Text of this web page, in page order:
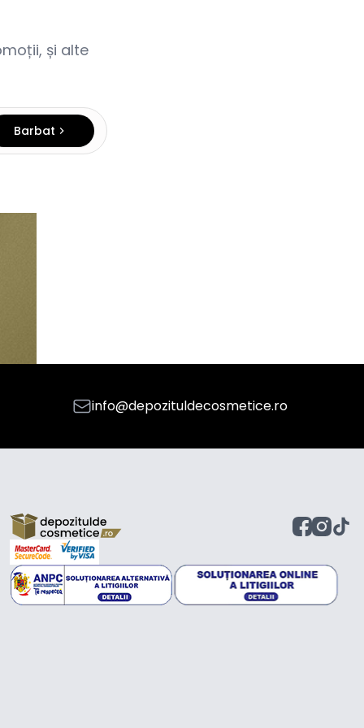
și alte
Barbat
info@depozituldecosmetice.ro